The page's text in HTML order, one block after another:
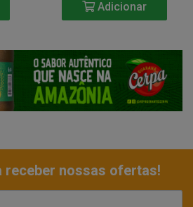
Adicionar
receber nossas ofertas!